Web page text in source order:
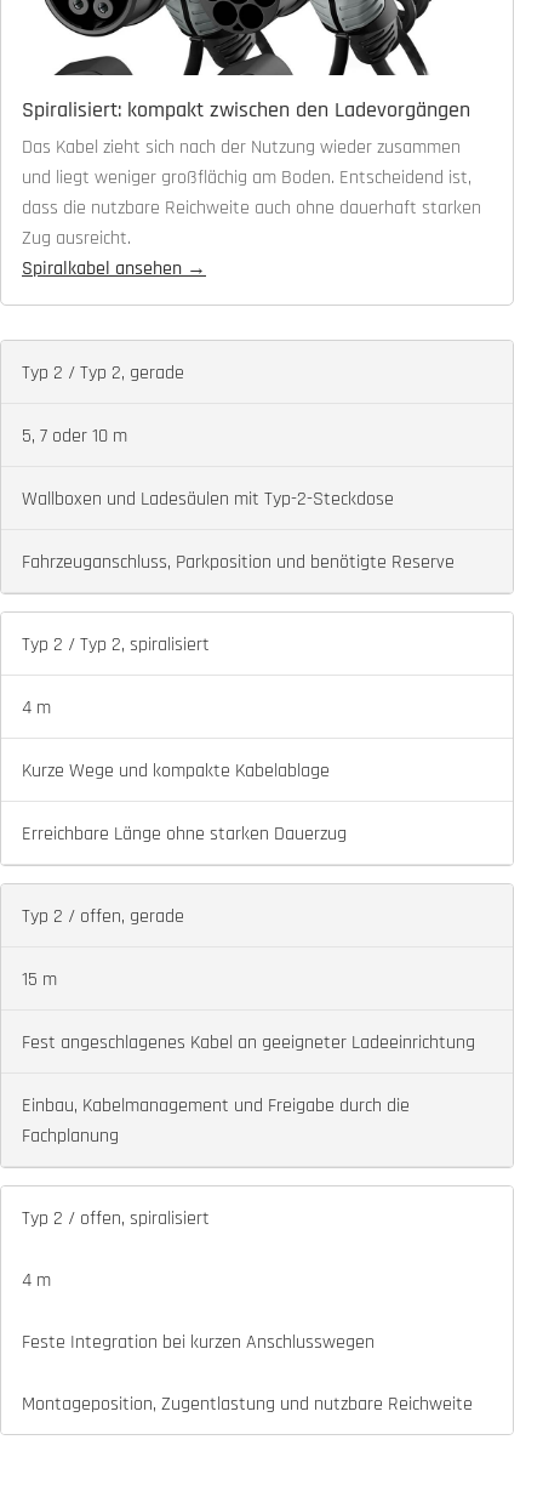
Spiralisiert: kompakt zwischen den Ladevorgängen
Das Kabel zieht sich nach der Nutzung wieder zusammen
und liegt weniger großflächig am Boden. Entscheidend ist,
dass die nutzbare Reichweite auch ohne dauerhaft starken
Zug ausreicht.
Spiralkabel ansehen →
Ausführung
Längen im aktuellen Sortiment
Vor der Auswahl prüfen
Typ 2 / Typ 2, gerade
5, 7 oder 10 m
Wallboxen und Ladesäulen mit Typ-2-Steckdose
Fahrzeuganschluss, Parkposition und benötigte Reserve
Typ 2 / Typ 2, spiralisiert
4 m
Kurze Wege und kompakte Kabelablage
Erreichbare Länge ohne starken Dauerzug
Typ 2 / offen, gerade
15 m
Fest angeschlagenes Kabel an geeigneter Ladeeinrichtung
Einbau, Kabelmanagement und Freigabe durch die
Fachplanung
Typ 2 / offen, spiralisiert
4 m
Feste Integration bei kurzen Anschlusswegen
Montageposition, Zugentlastung und nutzbare Reichweite